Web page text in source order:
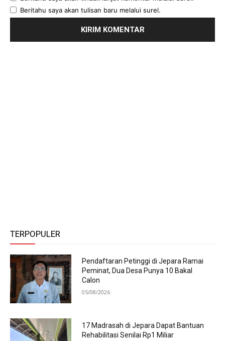
Beritahu saya akan tulisan baru melalui surel.
TERPOPULER
Pendaftaran Petinggi di Jepara Ramai
Peminat, Dua Desa Punya 10 Bakal
Calon
05/08/2026
17 Madrasah di Jepara Dapat Bantuan
Rehabilitasi Senilai Rp1 Miliar